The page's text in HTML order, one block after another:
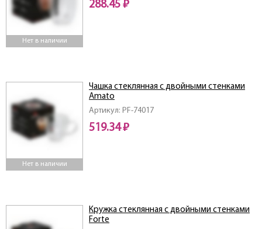
Нет в наличии
288.45 ₽
Нет в наличии
Артикул: PF-74017
Чашка стеклянная с двойными стенками
Amato
519.34 ₽
Кружка стеклянная с двойными стенками
Forte